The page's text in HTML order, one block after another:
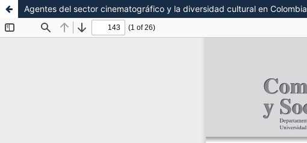
Agentes del sector cinematográfico y la diversidad cultural en Colombia